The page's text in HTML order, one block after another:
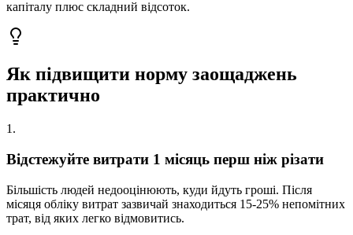
капіталу плюс складний відсоток.
Як підвищити норму заощаджень
практично
1 .
Відстежуйте витрати 1 місяць перш ніж різати
Більшість людей недооцінюють, куди йдуть гроші. Після
місяця обліку витрат зазвичай знаходиться 15-25% непомітних
трат, від яких легко відмовитись.